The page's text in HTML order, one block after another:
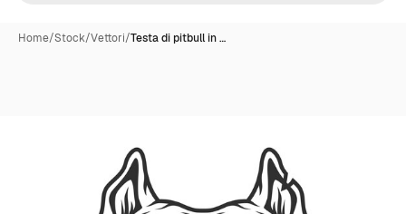
Home/Stock/Vettori/Testa di pitbull in …